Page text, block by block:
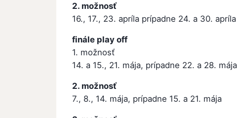
2. možnosť
16., 17., 23. apríla prípadne 24. a 30. apríla
finále play off
1. možnosť
14. a 15., 21. mája, prípadne 22. a 28. mája
2. možnosť
7., 8., 14. mája, prípadne 15. a 21. mája